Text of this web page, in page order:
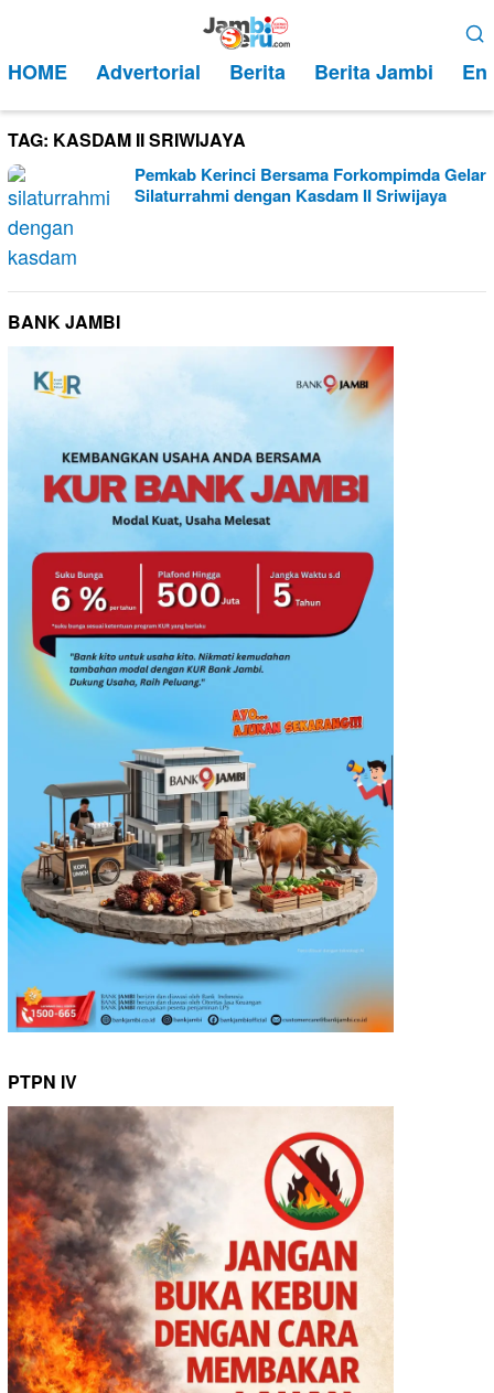
kontenMobile
HOME Advertorial Berita Berita Jambi
TAG: KASDAM II SRIWIJAYA
Pemkab Kerinci Bersama Forkompimda Gelar
Silaturrahmi dengan Kasdam II Sriwijaya
BANK JAMBI
PTPN IV